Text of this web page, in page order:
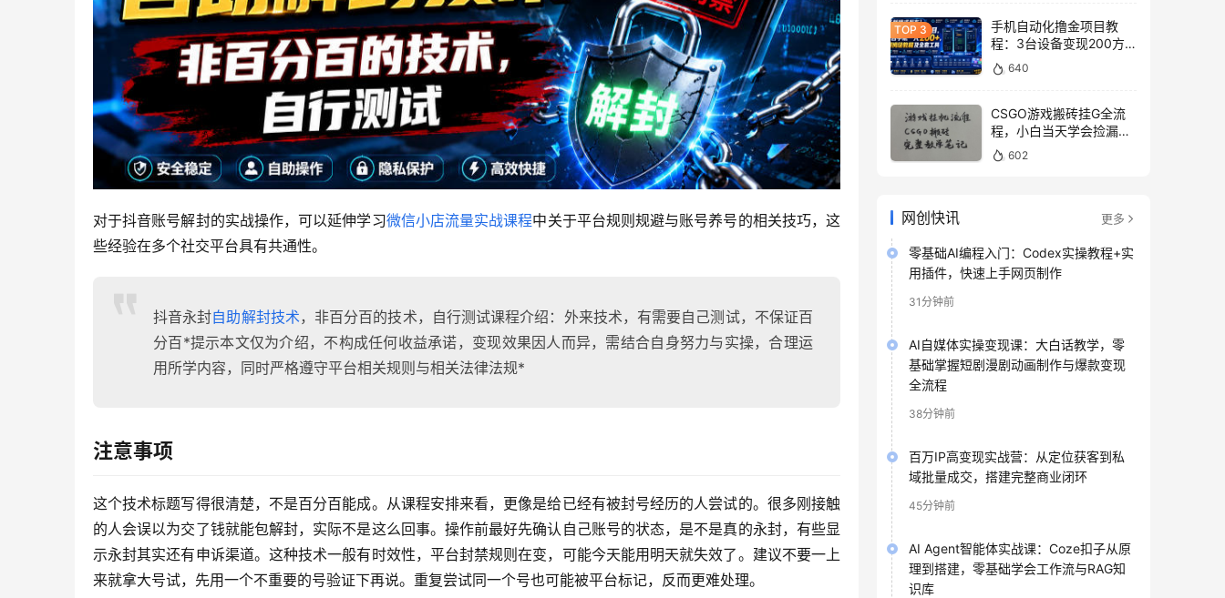
对于抖音账号解封的实战操作，可以延伸学习微信小店流量实战课程中关于平台规则规避与账号养号的相关技巧，这
些经验在多个社交平台具有共通性。
抖音永封自助解封技术，非百分百的技术，自行测试课程介绍：外来技术，有需要自己测试，不保证百
分百*提示本文仅为介绍，不构成任何收益承诺，变现效果因人而异，需结合自身努力与实操，合理运
用所学内容，同时严格遵守平台相关规则与相关法律法规*
注意事项
这个技术标题写得很清楚，不是百分百能成。从课程安排来看，更像是给已经有被封号经历的人尝试的。很多刚接触
的人会误以为交了钱就能包解封，实际不是这么回事。操作前最好先确认自己账号的状态，是不是真的永封，有些显
示永封其实还有申诉渠道。这种技术一般有时效性，平台封禁规则在变，可能今天能用明天就失效了。建议不要一上
来就拿大号试，先用一个不重要的号验证下再说。重复尝试同一个号也可能被平台标记，反而更难处理。
手机自动化撸金项目教
程：3台设备变现200方
法，零门槛脚本工具与平
台玩法
640
CSGO游戏搬砖挂G全流
程，小白当天学会捡漏见
收益602
网创快讯 更多
零基础AI编程入门：Codex实操教程+实
用插件，快速上手网页制作
31分钟前
AI自媒体实操变现课：大白话教学，零
基础掌握短剧漫剧动画制作与爆款变现
全流程
38分钟前
百万IP高变现实战营：从定位获客到私
域批量成交，搭建完整商业闭环
45分钟前
AI Agent智能体实战课：Coze扣子从原
理到搭建，零基础学会工作流与RAG知
识库